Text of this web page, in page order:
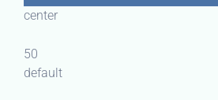
center
50
default